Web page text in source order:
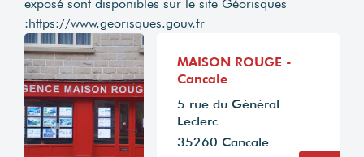
exposé sont disponibles sur le site Géorisques
:https://www.georisques.gouv.fr
MAISON ROUGE -
Cancale
5 rue du Général
Leclerc
35260 Cancale